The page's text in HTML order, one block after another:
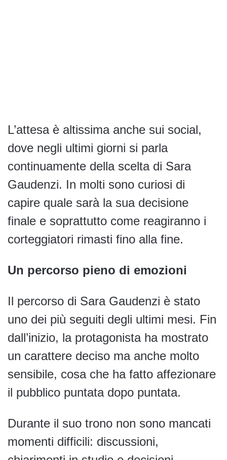
L’attesa è altissima anche sui social,
dove negli ultimi giorni si parla
continuamente della scelta di Sara
Gaudenzi. In molti sono curiosi di
capire quale sarà la sua decisione
finale e soprattutto come reagiranno i
corteggiatori rimasti fino alla fine.
Un percorso pieno di emozioni
Il percorso di Sara Gaudenzi è stato
uno dei più seguiti degli ultimi mesi. Fin
dall’inizio, la protagonista ha mostrato
un carattere deciso ma anche molto
sensibile, cosa che ha fatto affezionare
il pubblico puntata dopo puntata.
Durante il suo trono non sono mancati
momenti difficili: discussioni,